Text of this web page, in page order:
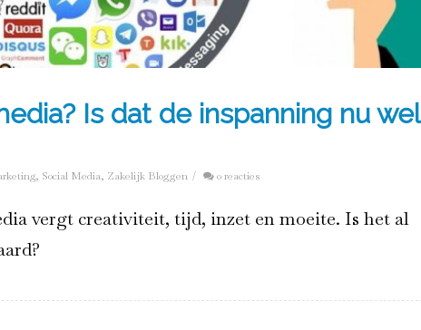
Is dat de inspanning nu wel
, Social Media, Zakelijk Bloggen / 0 reacties
vergt creativiteit, tijd, inzet en moeite. Is het al